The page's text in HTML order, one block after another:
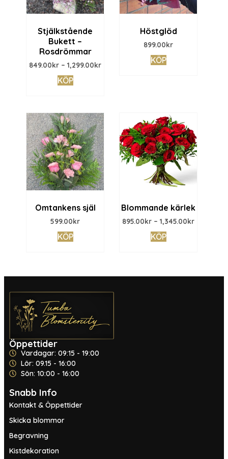
Stjälkstående
Bukett –
Rosdrömmar
849.00kr – 1,299.00kr
KÖP
Höstglöd
899.00kr
KÖP
Omtankens själ
599.00kr
KÖP
Blommande kärlek
895.00kr – 1,345.00kr
KÖP
Öppettider
Vardagar: 09:15 - 19:00
Lör: 09.15 - 16:00
Sön: 10:00 - 16:00
Snabb Info
Kontakt & Öppettider
Skicka blommor
Begravning
Kistdekoration